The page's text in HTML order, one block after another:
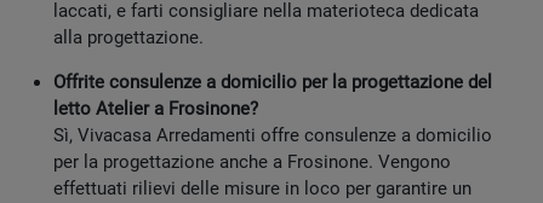
laccati, e farti consigliare nella materioteca dedicata
alla progettazione.
Offrite consulenze a domicilio per la progettazione del
letto Atelier a Frosinone?
Sì, Vivacasa Arredamenti offre consulenze a domicilio
per la progettazione anche a Frosinone. Vengono
effettuati rilievi delle misure in loco per garantire un